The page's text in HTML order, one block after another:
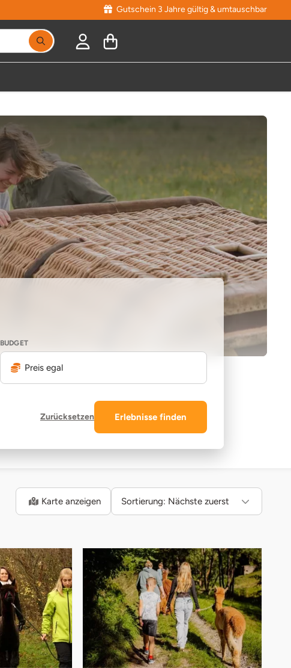
Gutschein 3 Jahre gültig & umtauschbar
Suchbegriff eingeben, Vorschläge erscheinen
BUDGET
Preis egal
Zurücksetzen Erlebnisse finden
Karte anzeigen Sortierung: Nächste zuerst